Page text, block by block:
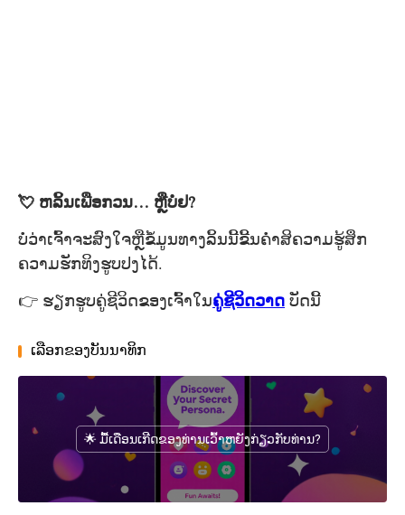
💘 ຫລິ້ນເພືອກວນ… ຫຼືບໍ່ຢ?
ບໍ່ວ່າເຈົ້າຈະສົງໃຈຫຼືຂໍ້ມູນທາງລິ້ນນີ້ຂີ້ນຄ່ໍາສິຄວາມຮູ້ສຶກ
ຄວາມຮັກທິງຮູບປງໄດ້.
👉 ຮຽກຮູບຄູ່ຊີວິດຂອງເຈົ້າໃນຄູ່ຊີວິດວາດ ບັດນີ້
ເລືອກຂອງບັນນາທິກ
🌟 ມື້ເດືອນເກີດຂອງທ່ານເວົ້າຫຍັງກ່ຽວກັບທ່ານ?